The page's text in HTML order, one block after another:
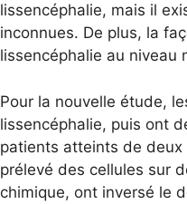
lissencéphalie, mais il
inconnues. De plus, la
lissencéphalie au niveau
Pour la nouvelle étude,
lissencéphalie, puis ont
patients atteints de
prélevé des cellules sur
chimique, ont inversé le